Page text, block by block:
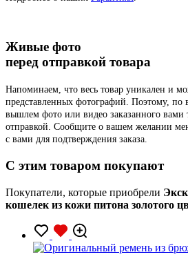
Живые фото
перед отправкой товара
Напоминаем, что весь товар уникален и
представленных фотографий. Поэтому, по
вышлем фото или видео заказанного вами
отправкой. Сообщите о вашем желании
с вами для подтверждения заказа.
C этим товаром покупают
Покупатели, которые приобрели
кошелек из кожи питона золотого